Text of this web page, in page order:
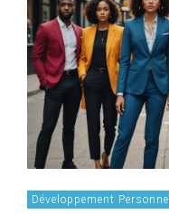
Développement Personnel